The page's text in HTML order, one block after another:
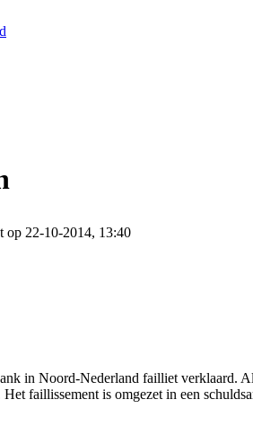
op 22-10-2014, 13:40
in Noord-Nederland failliet verklaard.
faillissement is omgezet in een